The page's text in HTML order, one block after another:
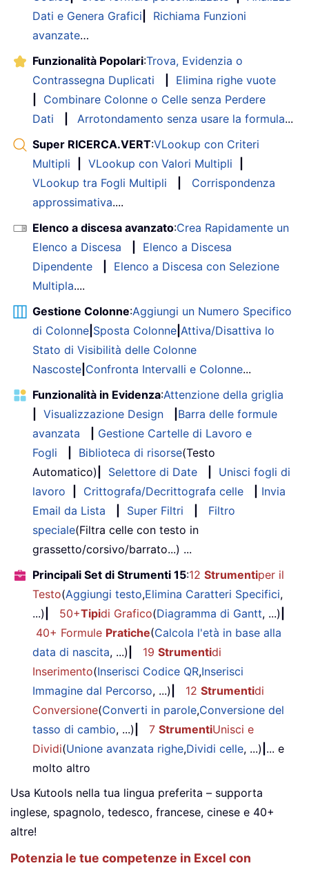
Dati e Genera Grafici
Richiama Funzioni
avanzate…
Funzionalità Popolari:Trova, Evidenzia o
Contrassegna Duplicati
Elimina righe vuote
Combinare Colonne o Celle senza Perdere
Dati
Arrotondamento senza usare la formula...
Super RICERCA.VERT:VLookup con Criteri
Multipli
VLookup con Valori Multipli
VLookup tra Fogli Multipli
Corrispondenza
approssimativa....
Elenco a discesa avanzato:Crea Rapidamente un
Elenco a Discesa
Elenco a Discesa
Dipendente
Elenco a Discesa con Selezione
Multipla....
Gestione Colonne:Aggiungi un Numero Specifico
di Colonne Sposta Colonne Attiva/Disattiva lo
Stato di Visibilità delle Colonne
Nascoste Confronta Intervalli e Colonne...
Funzionalità in Evidenza:Attenzione della griglia
Visualizzazione Design
Barra delle formule
avanzata
Gestione Cartelle di Lavoro e
Fogli
Biblioteca di risorse(Testo
Automatico)
Selettore di Date
Unisci fogli di
lavoro
Crittografa/Decrittografa celle
Invia
Email da Lista
Super Filtri
Filtro
speciale(Filtra celle con testo in
grassetto/corsivo/barrato...) ...
Principali Set di Strumenti 15:12 Strumentiper il
Testo(Aggiungi testo,Elimina Caratteri Specifici,
...)
50+Tipidi Grafico(Diagramma di Gantt, ...)
40+ Formule Pratiche(Calcola l'età in base alla
data di nascita, ...) 19 Strumentidi
Inserimento(Inserisci Codice QR,Inserisci
Immagine dal Percorso, ...) 12 Strumentidi
Conversione(Converti in parole,Conversione del
tasso di cambio, ...) 7 StrumentiUnisci e
Dividi(Unione avanzata righe,Dividi celle, ...) ... e
molto altro
Usa Kutools nella tua lingua preferita – supporta
inglese, spagnolo, tedesco, francese, cinese e 40+
altre!
Potenzia le tue competenze in Excel con